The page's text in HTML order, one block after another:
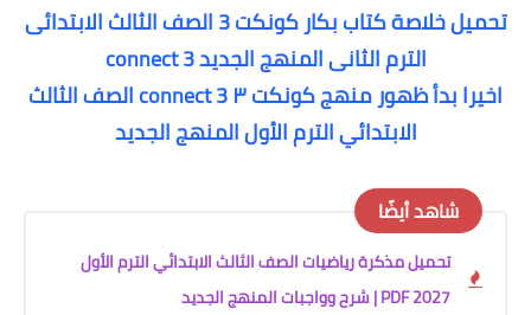
تحميل خلاصة كتاب بكار كونكت 3 الصف الثالث الابتدائى
الترم الثانى المنهج الجديد connect 3
اخيرا بدأ ظهور منهج كونكت ٣ connect 3 الصف الثالث
الابتدائي الترم الأول المنهج الجديد
شاهد أيضًا
تحميل مذكرة رياضيات الصف الثالث الابتدائي الترم الأول
2027 PDF | شرح وواجبات المنهج الجديد